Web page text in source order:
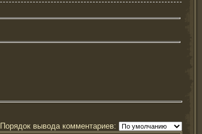
Порядок вывода комментариев: